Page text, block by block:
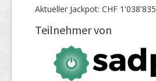
Aktueller Jackpot: CHF 1'038'835
Teilnehmer von